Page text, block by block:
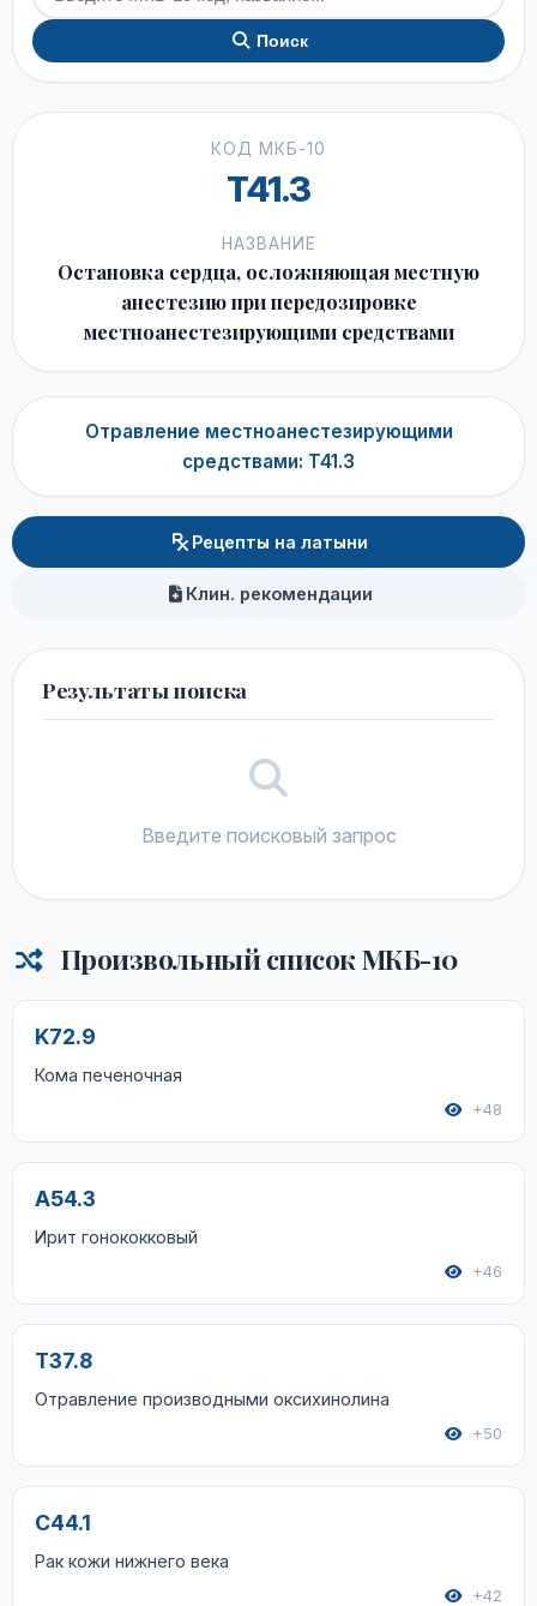
Поиск
КОД МКБ-10
T41.3
НАЗВАНИЕ
Остановка сердца, осложняющая местную
анестезию при передозировке
местноанестезирующими средствами
Отравление местноанестезирующими
средствами: T41.3
Рецепты на латыни
Клин. рекомендации
Результаты поиска
Введите поисковый запрос
Произвольный список МКБ-10
K72.9
Кома печеночная
+48
A54.3
Ирит гонококковый
+46
T37.8
Отравление производными оксихинолина
+50
C44.1
Рак кожи нижнего века
+42